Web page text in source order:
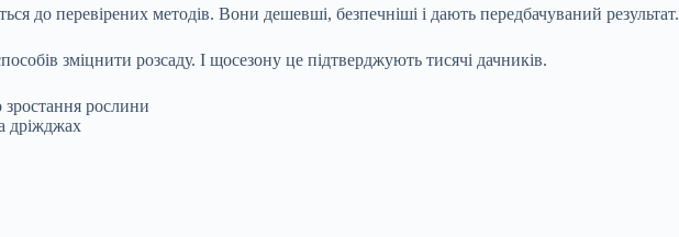
до перевірених методів. Вони дешевші, безпечніші і дають передбачуваний результат.
зміцнити розсаду. І щосезону це підтверджують тисячі дачників.
рослини
дріжджах